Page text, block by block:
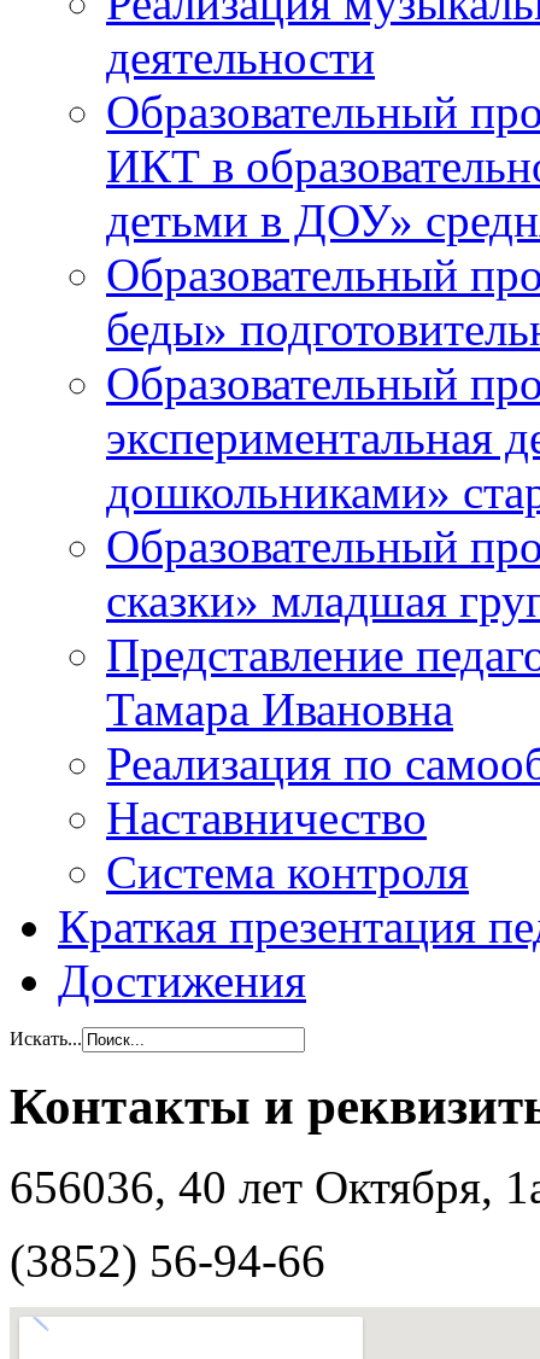
деятельности
Образовательный
ИКТ в
детьми в ДОУ»
Образовательный
беды»
Образовательный
экспериментальная
дошкольниками»
Образовательный
сказки» младшая
Представление
Тамара Ивановна
Реализация по
Наставничество
Система контроля
Краткая презентация
Достижения
Искать...
Контакты и
656036, 40 лет Октября,
(3852) 56-94-66